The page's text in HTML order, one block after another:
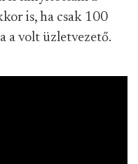
is, ha csak 100
a volt üzletvezető.